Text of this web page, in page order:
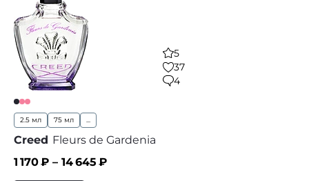
5
37
4
2.5 мл 75 мл ...
Creed Fleurs de Gardenia
1 170₽ – 14 645 ₽